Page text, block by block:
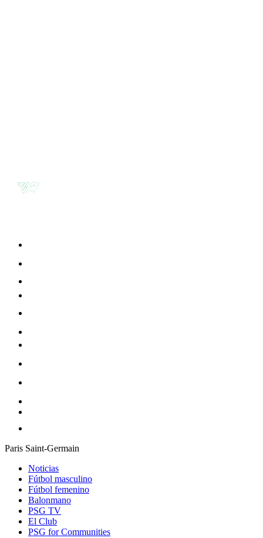
Paris Saint-Germain
Noticias
Fútbol masculino
Fútbol femenino
Balonmano
PSG TV
El Club
PSG for Communities